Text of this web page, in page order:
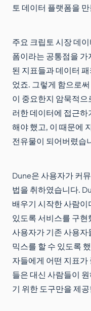
토 데이터 플랫폼을
주요 크립토 시장 데
폼이라는 공통점을
된 지표들과 데이터
었죠. 그렇게 함으로
이 중요한지 암묵적
러한 데이터에 접근
해야 했고, 이 때문에
전유물이 되어버렸습
Dune은 사용자가 커
법을 취하였습니다.
배우기 시작한 사람
있도록 서비스를 구
사용자가 기존 사용
믹스를 할 수 있도록
자들에게 어떤 지표
들은 대신 사람들이
기 위한 도구만을 제